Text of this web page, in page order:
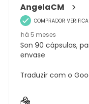
AngelaCM
COMPRADOR
há 5 meses
Son 90 cápsulas,
envase
Traduzir com o